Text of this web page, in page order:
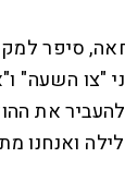
סיפר
"צו השעה"
את